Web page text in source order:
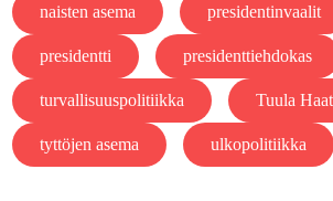
naisten asema presidentinvaalit
presidentti presidenttiehdokas
turvallisuuspolitiikka Tuula
tyttöjen asema ulkopolitiikka